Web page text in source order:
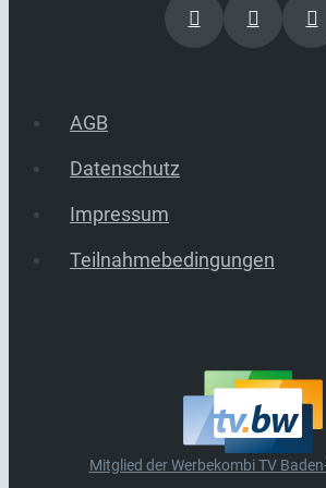
AGB
Datenschutz
Impressum
Teilnahmebedingungen
Mitglied der Werbekombi TV